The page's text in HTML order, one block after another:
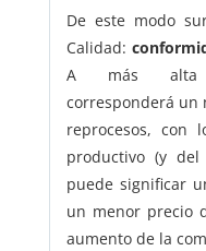
De este modo
Calidad:
A más alta
corresponderá un
reprocesos, con
productivo (y
puede significar
un menor precio
aumento de la